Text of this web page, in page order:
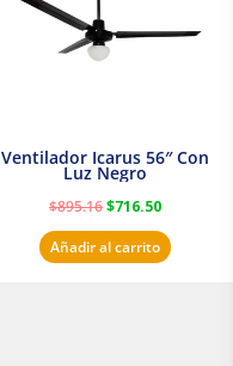
Ventilador Icarus 56″ Con
Luz Negro
$895.16$716.50
Añadir al carrito